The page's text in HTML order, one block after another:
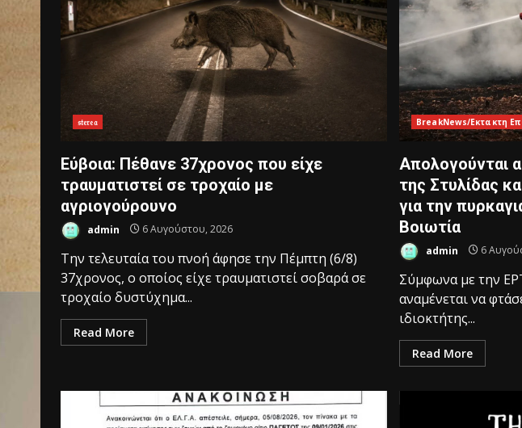
𝔰𝔱𝔢𝔯𝔢𝔞
Εύβοια: Πέθανε 37χρονος που είχε
τραυματιστεί σε τροχαίο με
αγριογούρουνο
admin 6 Αυγούστου, 2026
Την τελευταία του πνοή άφησε την Πέμπτη (6/8)
37χρονος, ο οποίος είχε τραυματιστεί σοβαρά σε
τροχαίο δυστύχημα...
Read More
BreakNews/Εκτακτη
Απολογούνται
της Στυλίδας
για την
Βοιωτία
admin 6
Σύμφωνα με την
αναμένεται να
ιδιοκτήτης...
Read More